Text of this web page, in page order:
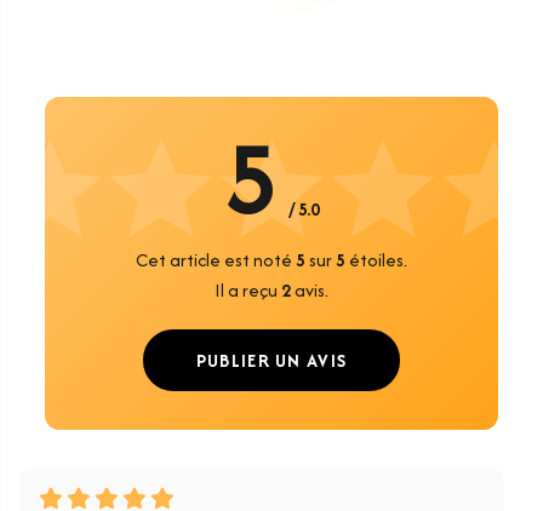
5 / 5.0
Cet article est noté5sur5 étoiles.
Il a reçu 2avis.
PUBLIER UN AVIS